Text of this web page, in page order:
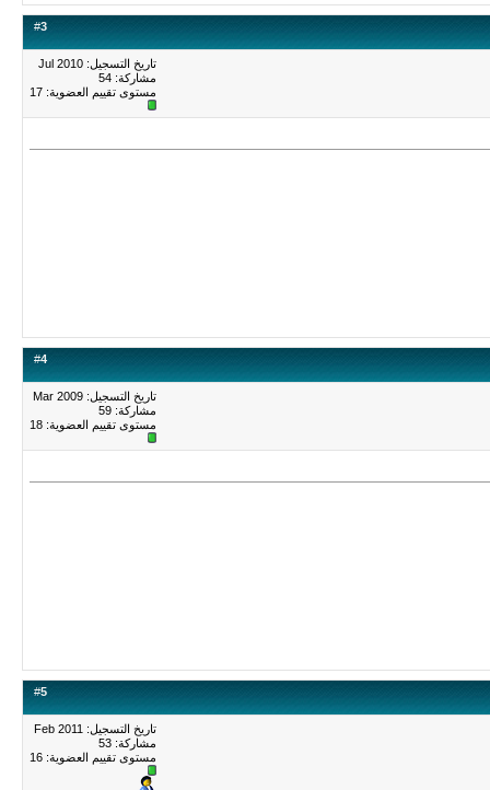
#3
تاريخ التسجيل: Jul 2010
مشاركة: 54
مستوى تقييم العضوية: 17
#4
تاريخ التسجيل: Mar 2009
مشاركة: 59
مستوى تقييم العضوية: 18
#5
تاريخ التسجيل: Feb 2011
مشاركة: 53
مستوى تقييم العضوية: 16